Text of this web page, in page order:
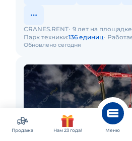
Обновлено сегодня
CRANES.RENT 9 лет на площадке
Парк техники:136 единиц
Продажа Нам 23 года! Меню